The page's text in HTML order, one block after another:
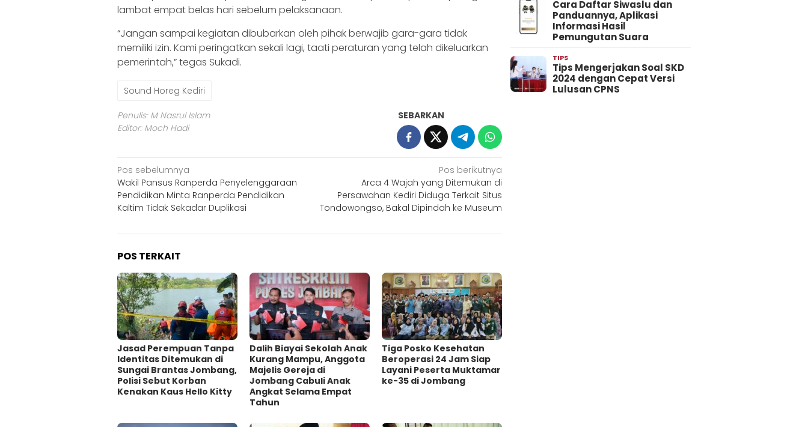
lambat empat belas hari sebelum pelaksanaan.
“Jangan sampai kegiatan dibubarkan oleh pihak berwajib gara-gara tidak
memiliki izin. Kami peringatkan sekali lagi, taati peraturan yang telah dikeluarkan
pemerintah,” tegas Sukadi.
Sound Horeg Kediri
Penulis: M Nasrul Islam
Editor: Moch Hadi
SEBARKAN
Navigasi
pos
Pos sebelumnya
Wakil Pansus Ranperda Penyelenggaraan
Pendidikan Minta Ranperda Pendidikan
Kaltim Tidak Sekadar Duplikasi
Pos berikutnya
Arca 4 Wajah yang Ditemukan di
Persawahan Kediri Diduga Terkait Situs
Tondowongso, Bakal Dipindah ke Museum
POS TERKAIT
Jasad Perempuan Tanpa
Identitas Ditemukan di
Sungai Brantas Jombang,
Polisi Sebut Korban
Kenakan Kaus Hello Kitty
Dalih Biayai Sekolah Anak
Kurang Mampu, Anggota
Majelis Gereja di
Jombang Cabuli Anak
Angkat Selama Empat
Tahun
Tiga Posko Kesehatan
Beroperasi 24 Jam Siap
Layani Peserta Muktamar
ke-35 di Jombang
Cara Daftar Siwaslu dan
Panduannya, Aplikasi
Informasi Hasil
Pemungutan Suara
TIPS
Tips Mengerjakan Soal SKD
2024 dengan Cepat Versi
Lulusan CPNS